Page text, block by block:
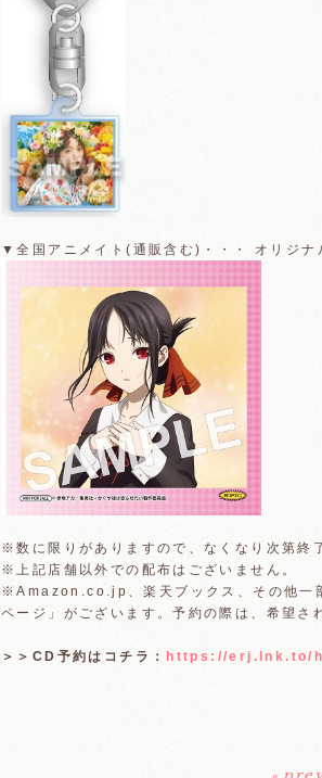
▼全国アニメイト(通販含む)・・・ オリジ
※数に限りがありますので、なくなり次第終
※上記店舗以外での配布はございません。
※Amazon.co.jp、楽天ブックス、その他一
ページ」がございます。予約の際は、希望
＞＞CD予約はコチラ： https://erj.lnk.to/